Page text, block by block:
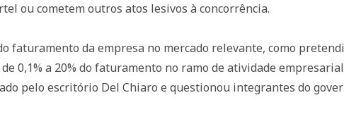
ou cometem outros atos lesivos à concorrência.
faturamento da empresa no mercado relevante, como
0,1% a 20% do faturamento no ramo de atividade
pelo escritório Del Chiaro e questionou integrantes do